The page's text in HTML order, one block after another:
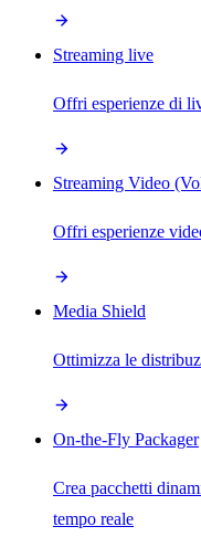
Streaming live
Offri esperienze di
Streaming Video
Offri esperienze
Media Shield
Ottimizza le
On-the-Fly Packager
Crea pacchetti
tempo reale